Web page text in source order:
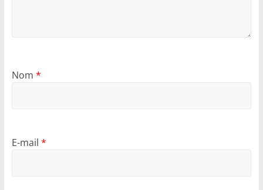
Nom *
E-mail *